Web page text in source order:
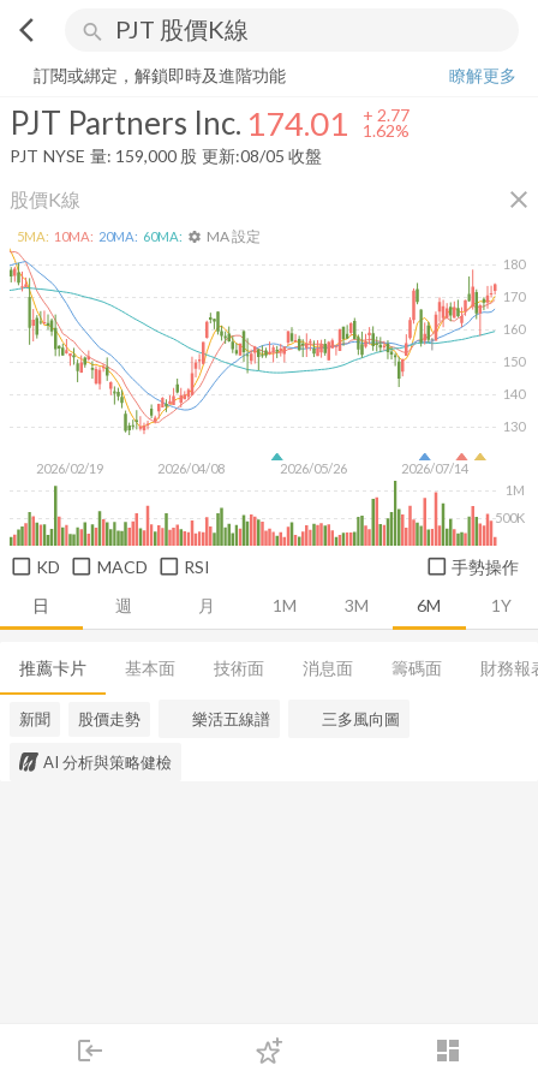
arrow_back_ios search
login dashboard
下單
PJT Partners Inc. 174.01+ 1.62%
訂閱或綁定，解鎖即時及進階功能
瞭解更多
PJT Partners Inc. 174.01 + 2.77
1.62%
PJT NYSE 量: 159,000 股 更新:08/05 收盤
股價K線 close
日 週 月 1M 3M 6M 1Y
2026/02/19 2026/04/08 2026/05/26 2026/07/14
130
140
150
160
170
180
500K
1M
5MA: 10MA: 20MA: 60MA: settings MA 設定
KD MACD RSI 手勢操作
推薦卡片 基本面 技術面 消息面 籌碼面 財務報
新聞 股價走勢 樂活五線譜 三多風向圖
AI 分析與策略健檢